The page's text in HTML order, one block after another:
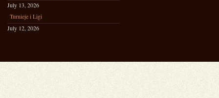
July 13, 2026
Turnieje i Ligi
July 12, 2026